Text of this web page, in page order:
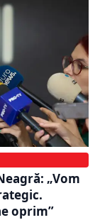
„Vom
oprim”